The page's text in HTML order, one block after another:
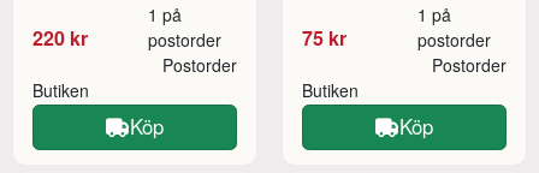
220 kr
1 på
postorder
Butiken
Postorder
Köp
75 kr
1 på
postorder
Butiken
Postorder
Köp